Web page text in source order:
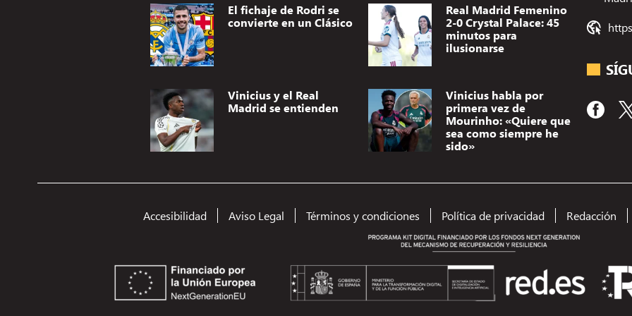
Utilizamos
(no)
como el
El fichaje de Rodri se
convierte en un Clásico
Real Madrid Femenino
2-0 Crystal Palace: 45
minutos para
ilusionarse
Vinicius y el Real
Madrid se entienden
Vinicius habla por
primera vez de
Mourinho: «Quiere que
sea como siempre he
sido»
Accesibilidad Aviso Legal Términos y condiciones Política de privacidad Redacción